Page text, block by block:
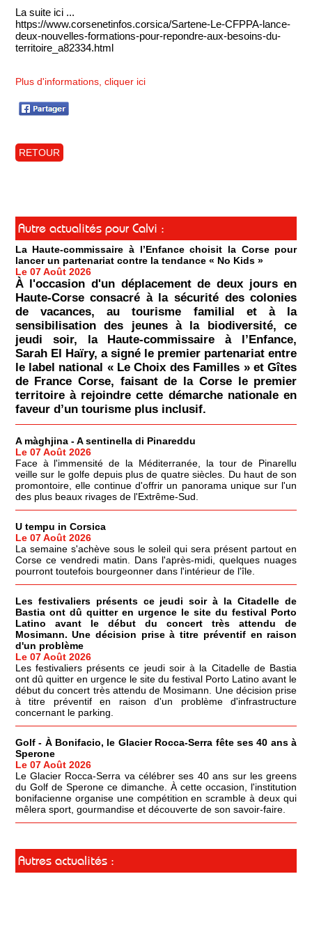
La suite ici ...
https://www.corsenetinfos.corsica/Sartene-Le-CFPPA-lance-
deux-nouvelles-formations-pour-repondre-aux-besoins-du-
territoire_a82334.html
Plus d'informations, cliquer ici
RETOUR
Autre actualités pour Calvi :
La Haute-commissaire à l’Enfance choisit la Corse pour
lancer un partenariat contre la tendance « No Kids »
Le 07 Août 2026
À l'occasion d'un déplacement de deux jours en
Haute-Corse consacré à la sécurité des colonies
de vacances, au tourisme familial et à la
sensibilisation des jeunes à la biodiversité, ce
jeudi soir, la Haute-commissaire à l’Enfance,
Sarah El Haïry, a signé le premier partenariat entre
le label national « Le Choix des Familles » et Gîtes
de France Corse, faisant de la Corse le premier
territoire à rejoindre cette démarche nationale en
faveur d’un tourisme plus inclusif.
A màghjina - A sentinella di Pinareddu
Le 07 Août 2026
Face à l'immensité de la Méditerranée, la tour de Pinarellu
veille sur le golfe depuis plus de quatre siècles. Du haut de son
promontoire, elle continue d'offrir un panorama unique sur l'un
des plus beaux rivages de l'Extrême-Sud.
U tempu in Corsica
Le 07 Août 2026
La semaine s'achève sous le soleil qui sera présent partout en
Corse ce vendredi matin. Dans l'après-midi, quelques nuages
pourront toutefois bourgeonner dans l'intérieur de l'île.
Les festivaliers présents ce jeudi soir à la Citadelle de
Bastia ont dû quitter en urgence le site du festival Porto
Latino avant le début du concert très attendu de
Mosimann. Une décision prise à titre préventif en raison
d'un problème
Le 07 Août 2026
Les festivaliers présents ce jeudi soir à la Citadelle de Bastia
ont dû quitter en urgence le site du festival Porto Latino avant le
début du concert très attendu de Mosimann. Une décision prise
à titre préventif en raison d'un problème d'infrastructure
concernant le parking.
Golf - À Bonifacio, le Glacier Rocca-Serra fête ses 40 ans à
Sperone
Le 07 Août 2026
Le Glacier Rocca-Serra va célébrer ses 40 ans sur les greens
du Golf de Sperone ce dimanche. À cette occasion, l'institution
bonifacienne organise une compétition en scramble à deux qui
mêlera sport, gourmandise et découverte de son savoir-faire.
Autres actualités :